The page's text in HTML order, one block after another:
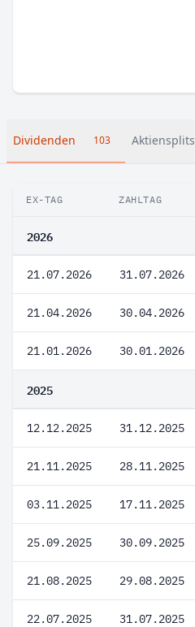
Dividenden 103 Aktiensplits
EX-TAG ZAHLTAG
2026
21.07.2026 31.07.2026
21.04.2026 30.04.2026
21.01.2026 30.01.2026
2025
12.12.2025 31.12.2025
21.11.2025 28.11.2025
03.11.2025 17.11.2025
25.09.2025 30.09.2025
21.08.2025 29.08.2025
22.07.2025 31.07.2025